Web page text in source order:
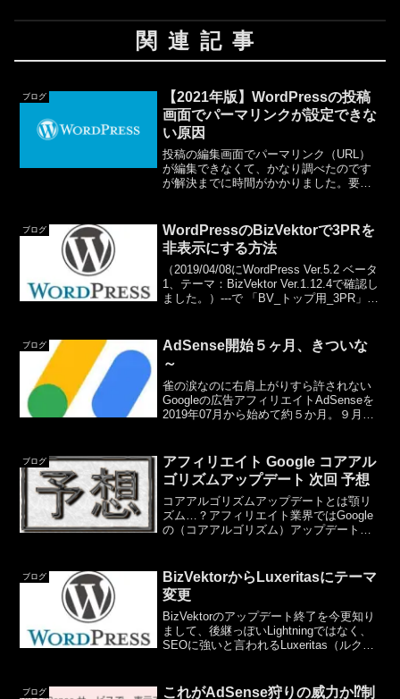
関連記事
ブログ
【2021年版】WordPressの投稿
画面でパーマリンクが設定できな
い原因
投稿の編集画面でパーマリンク（URL）
が編集できなくて、かなり調べたのです
が解決までに時間がかかりました。要す
かったのでここに記載します。確認環境
Windows 10W...
ブログ
WordPressのBizVektorで3PRを
非表示にする方法
（2019/04/08にWordPress Ver.5.2 ベータ
1、テーマ：BizVektor Ver.1.12.4で確認し
ました。）---で 「BV_トップ用_3PR」を
ブログ
AdSense開始５ヶ月、きついな
～
雀の涙なのに右肩上がりすら許されない
Googleの広告アフィリエイトAdSenseを
2019年07月から始めて約５か月。９月ま
４ヶ月目（10月）にして２～３ヶ月前の
レベ...
ブログ
アフィリエイト Google コアアル
ゴリズムアップデート 次回 予想
コアアルゴリズムアップデートとは顎リ
ズム…？アフィリエイト業界ではGoogle
の（コアアルゴリズム）アップデートと
はないので、あまり詳しくないのですが
ブログの広告等で収...
ブログ
BizVektorからLuxeritasにテーマ
変更
BizVektorのアップデート終了を今更知り
まして、後継っぽいLightningではなく、
SEOに強いと言われるLuxeritas（ルクセ
面上部に表示されていたメニュ...
ブログ
これがAdSense狩りの威力か⁉制